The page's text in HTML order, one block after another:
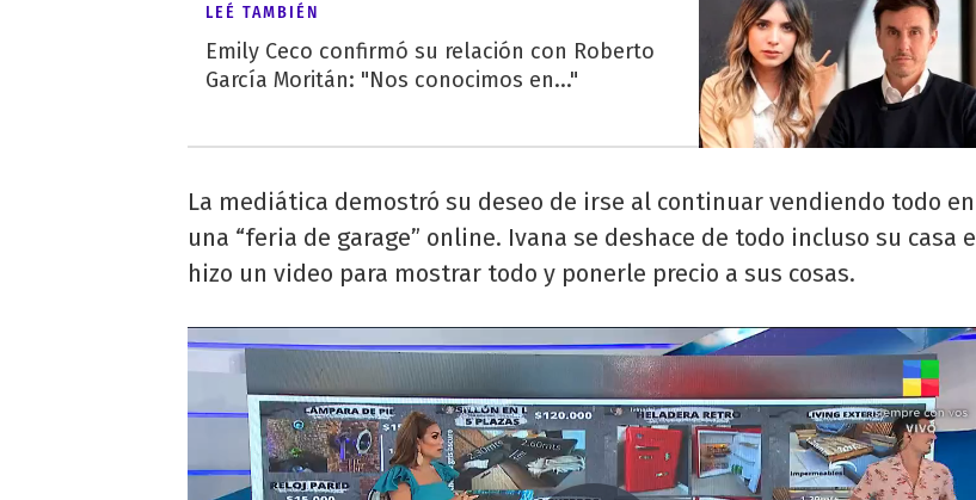
LEÉ TAMBIÉN
Emily Ceco confirmó su relación con Roberto
García Moritán: "Nos conocimos en..."
La mediática demostró su deseo de irse al continuar vendiendo todo en
una “feria de garage” online. Ivana se deshace de todo incluso su casa e
hizo un video para mostrar todo y ponerle precio a sus cosas.